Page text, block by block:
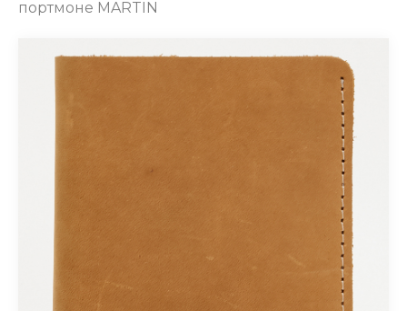
портмоне MARTIN